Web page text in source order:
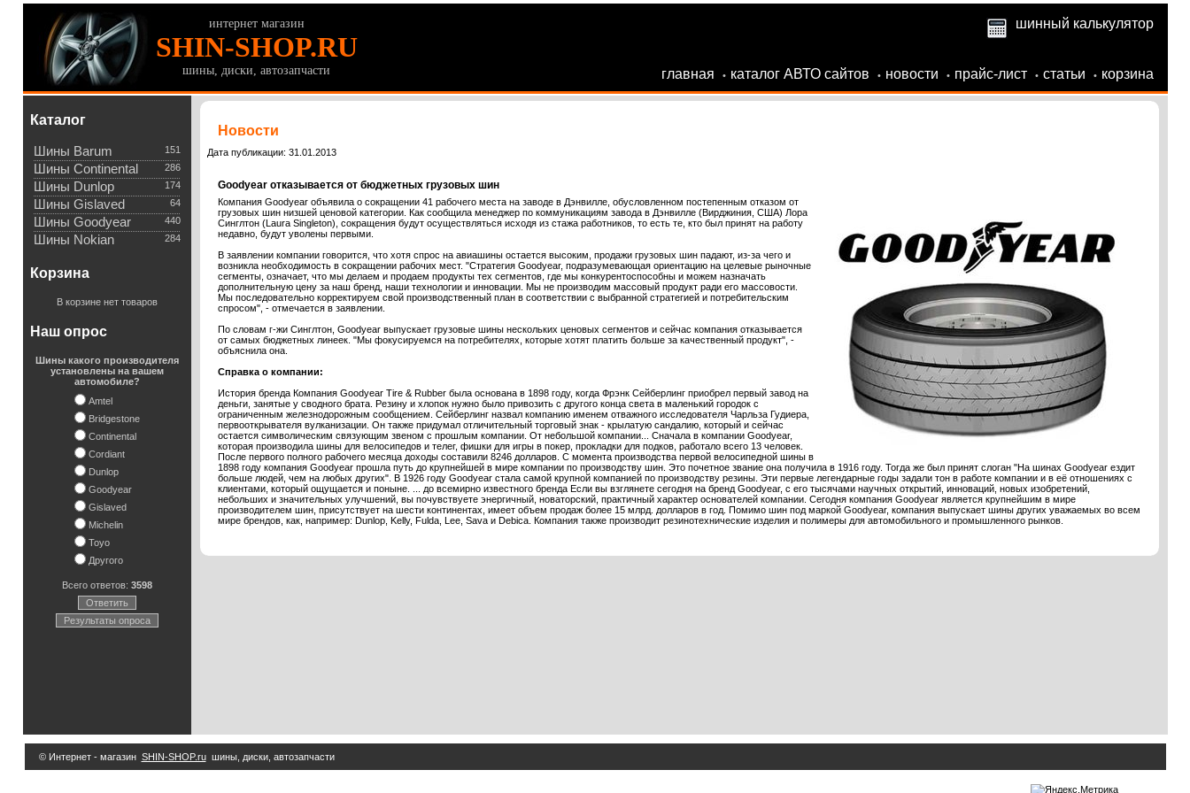
интернет магазин
SHIN-SHOP.RU
шины, диски, автозапчасти
шинный калькулятор
главная • каталог АВТО сайтов • новости • прайс-лист • статьи • корзина
Каталог
151
Шины Barum
286
Шины Continental
174
Шины Dunlop
64
Шины Gislaved
440
Шины Goodyear
284
Шины Nokian
Корзина
В корзине нет товаров
Наш опрос
Шины какого производителя
установлены на вашем
автомобиле?
Amtel
Bridgestone
Continental
Cordiant
Dunlop
Goodyear
Gislaved
Michelin
Toyo
Другого
Всего ответов: 3598
Ответить
Результаты опроса
Новости
Дата публикации: 31.01.2013
Goodyear отказывается от бюджетных грузовых шин
Компания Goodyear объявила о сокращении 41 рабочего места на заводе в Дэнвилле, обусловленном постепенным отказом от
грузовых шин низшей ценовой категории. Как сообщила менеджер по коммуникациям завода в Дэнвилле (Вирджиния, США) Лора
Синглтон (Laura Singleton), сокращения будут осуществляться исходя из стажа работников, то есть те, кто был принят на работу
недавно, будут уволены первыми.
В заявлении компании говорится, что хотя спрос на авиашины остается высоким, продажи грузовых шин падают, из-за чего и
возникла необходимость в сокращении рабочих мест. "Стратегия Goodyear, подразумевающая ориентацию на целевые рыночные
сегменты, означает, что мы делаем и продаем продукты тех сегментов, где мы конкурентоспособны и можем назначать
дополнительную цену за наш бренд, наши технологии и инновации. Мы не производим массовый продукт ради его массовости.
Мы последовательно корректируем свой производственный план в соответствии с выбранной стратегией и потребительским
спросом", - отмечается в заявлении.
По словам г-жи Синглтон, Goodyear выпускает грузовые шины нескольких ценовых сегментов и сейчас компания отказывается
от самых бюджетных линеек. "Мы фокусируемся на потребителях, которые хотят платить больше за качественный продукт", -
объяснила она.
Справка о компании:
История бренда Компания Goodyear Tire & Rubber была основана в 1898 году, когда Фрэнк Сейберлинг приобрел первый завод на
деньги, занятые у сводного брата. Резину и хлопок нужно было привозить с другого конца света в маленький городок с
ограниченным железнодорожным сообщением. Сейберлинг назвал компанию именем отважного исследователя Чарльза Гудиера,
первооткрывателя вулканизации. Он также придумал отличительный торговый знак - крылатую сандалию, который и сейчас
остается символическим связующим звеном с прошлым компании. От небольшой компании... Сначала в компании Goodyear,
которая производила шины для велосипедов и телег, фишки для игры в покер, прокладки для подков, работало всего 13 человек.
После первого полного рабочего месяца доходы составили 8246 долларов. С момента производства первой велосипедной шины в
1898 году компания Goodyear прошла путь до крупнейшей в мире компании по производству шин. Это почетное звание она получила в 1916 году. Тогда же был принят слоган "На шинах Goodyear ездит
больше людей, чем на любых других". В 1926 году Goodyear стала самой крупной компанией по производству резины. Эти первые легендарные годы задали тон в работе компании и в её отношениях с
клиентами, который ощущается и поныне. ... до всемирно известного бренда Если вы взглянете сегодня на бренд Goodyear, с его тысячами научных открытий, инноваций, новых изобретений,
небольших и значительных улучшений, вы почувствуете энергичный, новаторский, практичный характер основателей компании. Сегодня компания Goodyear является крупнейшим в мире
производителем шин, присутствует на шести континентах, имеет объем продаж более 15 млрд. долларов в год. Помимо шин под маркой Goodyear, компания выпускает шины других уважаемых во всем
мире брендов, как, например: Dunlop, Kelly, Fulda, Lee, Sava и Debica. Компания также производит резинотехнические изделия и полимеры для автомобильного и промышленного рынков.
© Интернет - магазин SHIN-SHOP.ruшины, диски, автозапчасти